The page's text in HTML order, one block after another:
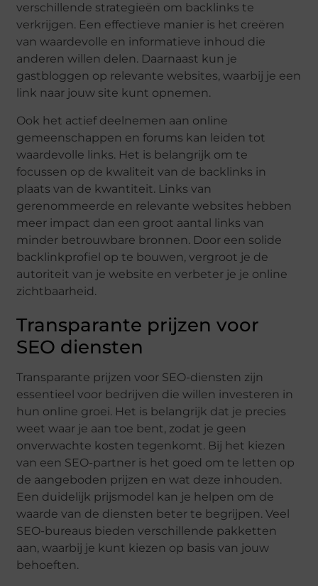
verschillende strategieën om backlinks te
verkrijgen. Een effectieve manier is het creëren
van waardevolle en informatieve inhoud die
anderen willen delen. Daarnaast kun je
gastbloggen op relevante websites, waarbij je een
link naar jouw site kunt opnemen.
Ook het actief deelnemen aan online
gemeenschappen en forums kan leiden tot
waardevolle links. Het is belangrijk om te
focussen op de kwaliteit van de backlinks in
plaats van de kwantiteit. Links van
gerenommeerde en relevante websites hebben
meer impact dan een groot aantal links van
minder betrouwbare bronnen. Door een solide
backlinkprofiel op te bouwen, vergroot je de
autoriteit van je website en verbeter je je online
zichtbaarheid.
Transparante prijzen voor
SEO diensten
Transparante prijzen voor SEO-diensten zijn
essentieel voor bedrijven die willen investeren in
hun online groei. Het is belangrijk dat je precies
weet waar je aan toe bent, zodat je geen
onverwachte kosten tegenkomt. Bij het kiezen
van een SEO-partner is het goed om te letten op
de aangeboden prijzen en wat deze inhouden.
Een duidelijk prijsmodel kan je helpen om de
waarde van de diensten beter te begrijpen. Veel
SEO-bureaus bieden verschillende pakketten
aan, waarbij je kunt kiezen op basis van jouw
behoeften.